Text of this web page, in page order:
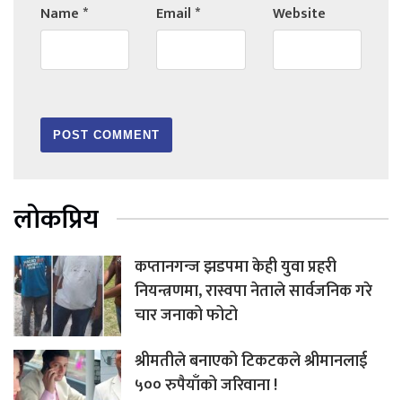
Name* Email* Website
लोकप्रिय
कप्तानगन्ज झडपमा केही युवा प्रहरी
नियन्त्रणमा, रास्वपा नेताले सार्वजनिक गरे
चार जनाको फोटो
श्रीमतीले बनाएको टिकटकले श्रीमानलाई
५०० रुपैयाँको जरिवाना !